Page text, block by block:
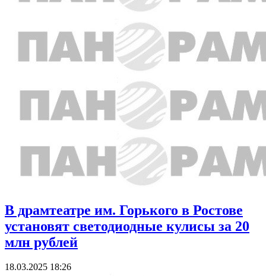
В драмтеатре им. Горького в Ростове
установят светодиодные кулисы за 20
млн рублей
18.03.2025 18:26